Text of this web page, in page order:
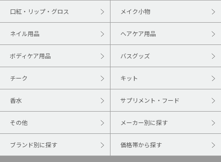
口紅・リップ・グロス メイク小物
ネイル用品 ヘアケア用品
ボディケア用品 バスグッズ
チーク キット
香水 サプリメント・フード
その他 メーカー別に探す
ブランド別に探す 価格帯から探す